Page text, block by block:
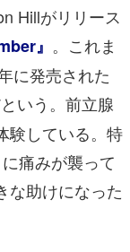
Hillがリリース
』 。これま
に発売された
いう。前立腺
験している。特
痛みが襲って
な助けになった